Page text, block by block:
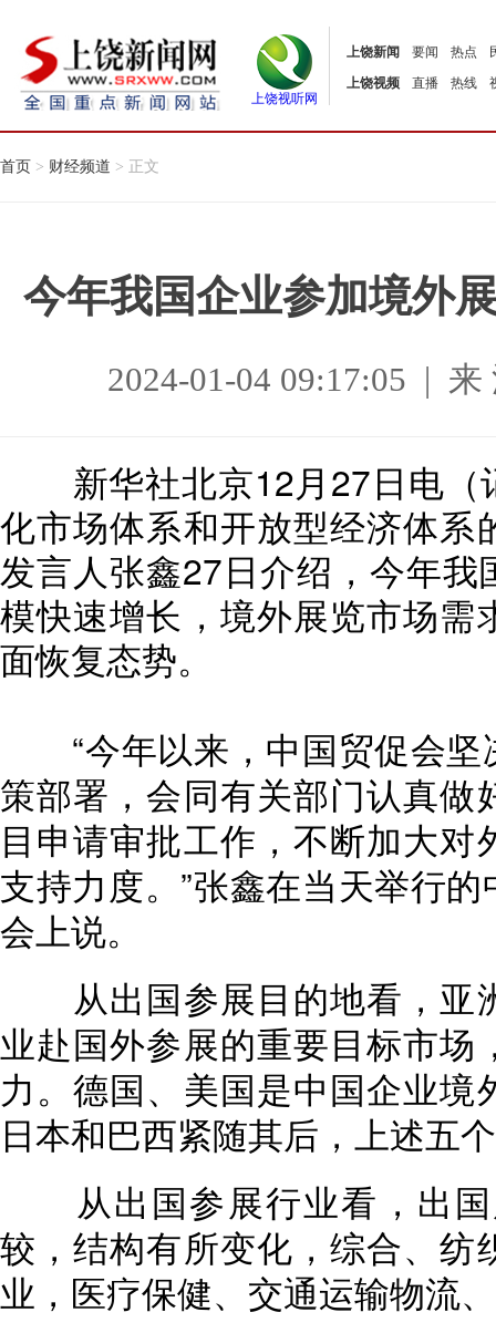
上饶视听网
上饶新闻 要闻 热点
上饶视频
直播 热线
首页 > 财经频道 > 正文
今年我国企业参加境外
2024-01-04 09:17:05 |
新华社北京12月27日电（
化市场体系和开放型经济体
发言人张鑫27日介绍，今年
模快速增长，境外展览市场
面恢复态势。
“今年以来，中国贸促会坚
策部署，会同有关部门认真
目申请审批工作，不断加大
支持力度。”张鑫在当天举行
会上说。
从出国参展目的地看，亚
业赴国外参展的重要目标市
力。德国、美国是中国企业
日本和巴西紧随其后，上述五
从出国参展行业看，出国
较，结构有所变化，综合、
业，医疗保健、交通运输物流